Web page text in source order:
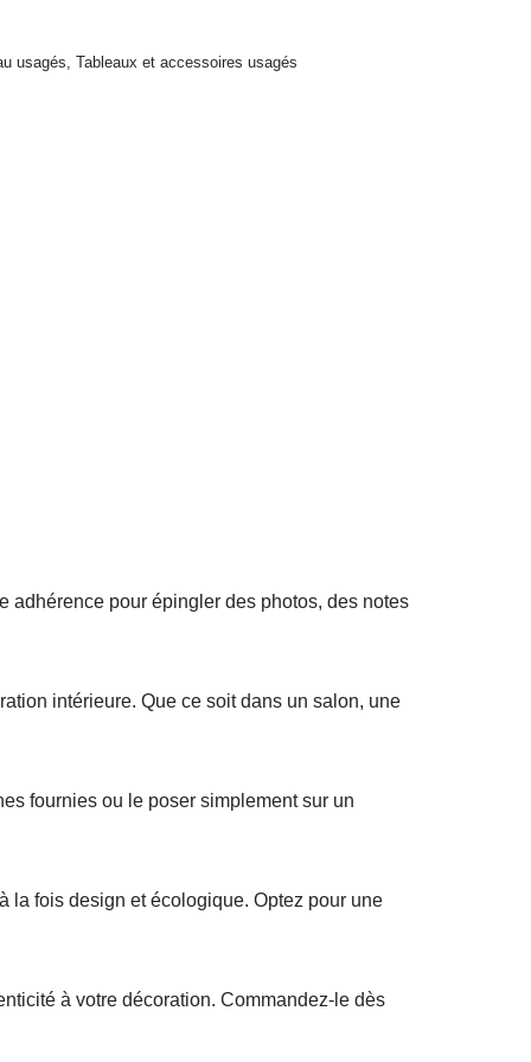
usagés,Tableaux et accessoires usagés
adhérence pour épingler des photos, des notes
intérieure. Que ce soit dans un salon, une
fournies ou le poser simplement sur un
la fois design et écologique. Optez pour une
à votre décoration. Commandez-le dès